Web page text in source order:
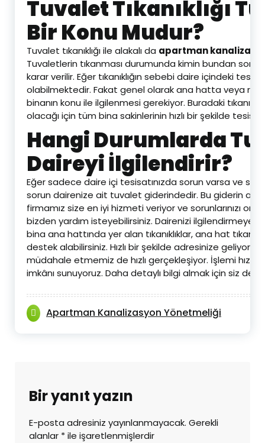
Tuvalet Tıkanıklığı
Bir Konu Mudur?
Tuvalet tıkanıklığı ile alakalı da apartman
Tuvaletlerin tıkanması durumunda kimin bundan
karar verilir. Eğer tıkanıklığın sebebi daire içindeki
olabilmektedir. Fakat genel olarak ana hatta veya
binanın konu ile ilgilenmesi gerekiyor. Buradaki
olacağı için tüm bina sakinlerinin hızlı bir şekilde
Hangi Durumlarda
Daireyi İlgilendirir?
Eğer sadece daire içi tesisatınızda sorun varsa ve
sorun dairenize ait tuvalet giderindedir. Bu giderin
firmamız size en iyi hizmeti veriyor ve sorunlarınızı
bizden yardım isteyebilirsiniz. Dairenizi ilgilendirmeyen
bina ana hattında yer alan tıkanıklıklar, ana hat
destek alabilirsiniz. Hızlı bir şekilde adresinize
müdahale etmemiz de hızlı gerçekleşiyor. İşlemi
imkânı sunuyoruz. Daha detaylı bilgi almak için siz de
Apartman Kanalizasyon Yönetmeliği
Bir yanıt yazın
E-posta adresiniz yayınlanmayacak. Gerekli
alanlar *ile işaretlenmişlerdir